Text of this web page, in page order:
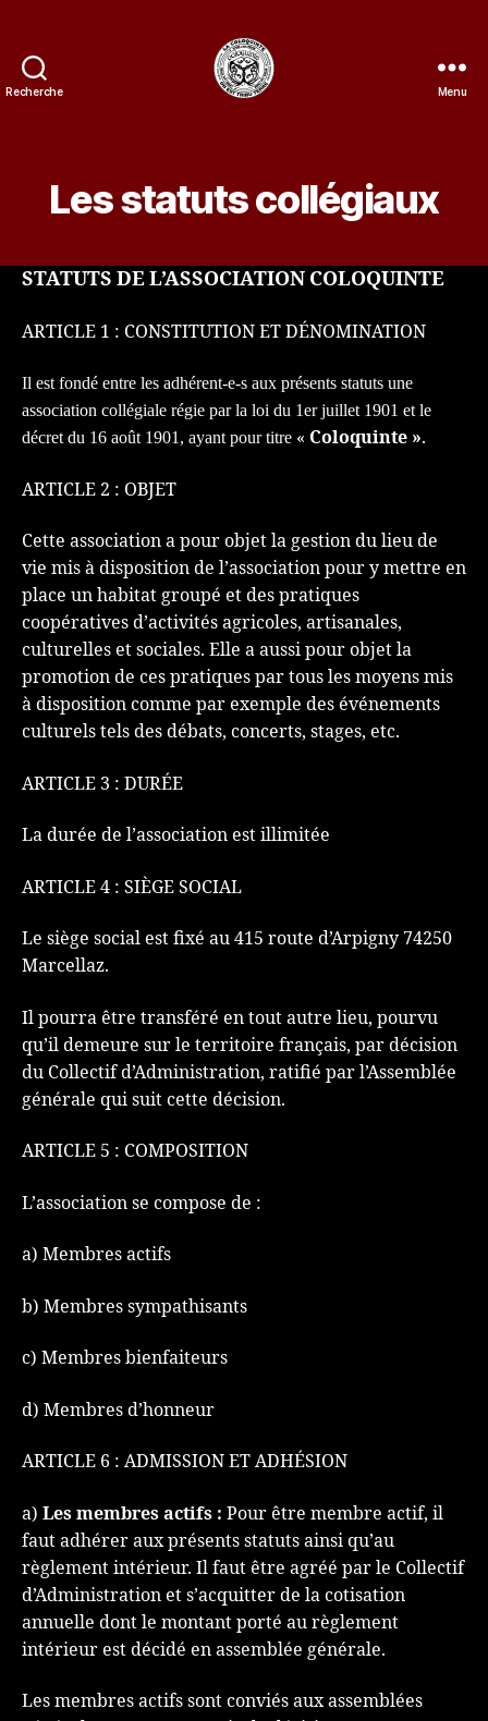
Recherche Menu
Les statuts collégiaux
STATUTS DE L’ASSOCIATION COLOQUINTE
ARTICLE 1 : CONSTITUTION ET DÉNOMINATION
Il est fondé entre les adhérent-e-s aux présents statuts une
association collégiale régie par la loi du 1er juillet 1901 et le
décret du 16 août 1901, ayant pour titre « Coloquinte ».
ARTICLE 2 : OBJET
Cette association a pour objet la gestion du lieu de
vie mis à disposition de l’association pour y mettre en
place un habitat groupé et des pratiques
coopératives d’activités agricoles, artisanales,
culturelles et sociales. Elle a aussi pour objet la
promotion de ces pratiques par tous les moyens mis
à disposition comme par exemple des événements
culturels tels des débats, concerts, stages, etc.
ARTICLE 3 : DURÉE
La durée de l’association est illimitée
ARTICLE 4 : SIÈGE SOCIAL
Le siège social est fixé au 415 route d’Arpigny 74250
Marcellaz.
Il pourra être transféré en tout autre lieu, pourvu
qu’il demeure sur le territoire français, par décision
du Collectif d’Administration, ratifié par l’Assemblée
générale qui suit cette décision.
ARTICLE 5 : COMPOSITION
L’association se compose de :
a) Membres actifs
b) Membres sympathisants
c) Membres bienfaiteurs
d) Membres d’honneur
ARTICLE 6 : ADMISSION ET ADHÉSION
a) Les membres actifs : Pour être membre actif, il
faut adhérer aux présents statuts ainsi qu’au
règlement intérieur. Il faut être agréé par le Collectif
d’Administration et s’acquitter de la cotisation
annuelle dont le montant porté au règlement
intérieur est décidé en assemblée générale.
Les membres actifs sont conviés aux assemblées